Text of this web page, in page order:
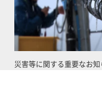
災害等に関する重要なお知